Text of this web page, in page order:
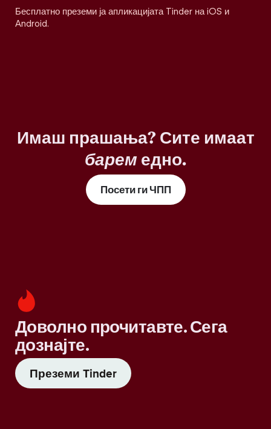
Бесплатно преземи ја апликацијата Tinder на iOS и
Android.
Имаш прашања? Сите имаат
барем едно.
Посети ги ЧПП
Доволно прочитавте. Сега
дознајте.
Преземи Tinder